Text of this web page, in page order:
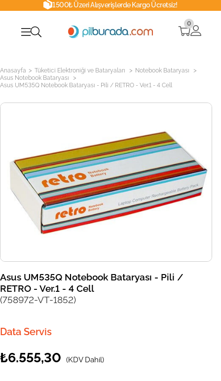
1500₺ Üzeri Alışverişlerde Kargo Ücretsiz!
0
Anasayfa > Tüketici Elektroniği ve Bataryaları > Notebook Bataryası >
Asus Notebook Bataryası >
Asus UM535Q Notebook Bataryası - Pili / RETRO - Ver.1 - 4 Cell
Asus UM535Q Notebook Bataryası - Pili /
RETRO - Ver.1 - 4 Cell
(758972-VT-1852)
Data Servis
₺6.555,30 (KDV Dahil)